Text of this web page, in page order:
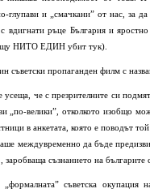
глупави и „смачкани” от нас, за
вдигнати ръце България и
НИТО ЕДИН убит тук).
съветски пропаганден филм с
усеща, че с презрителните си
„по-велики”, отколкото изобщо
в анкетата, която е поводът
междувременно да бъде
съзнанието на
съветска